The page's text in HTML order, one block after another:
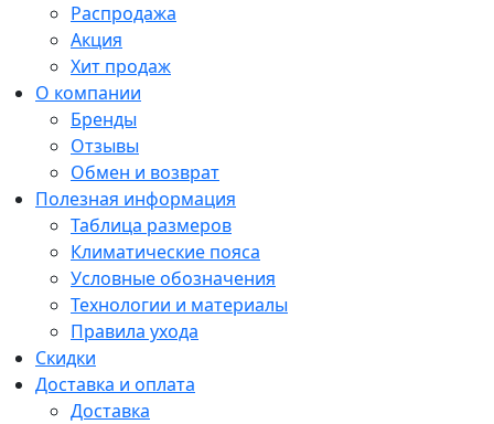
Распродажа
Акция
Хит продаж
О компании
Бренды
Отзывы
Обмен и возврат
Полезная информация
Таблица размеров
Климатические пояса
Условные обозначения
Технологии и материалы
Правила ухода
Скидки
Доставка и оплата
Доставка